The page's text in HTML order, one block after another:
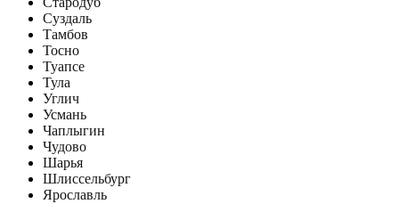
Суздаль
Тамбов
Тосно
Туапсе
Тула
Углич
Усмань
Чаплыгин
Чудово
Шарья
Шлиссельбург
Ярославль